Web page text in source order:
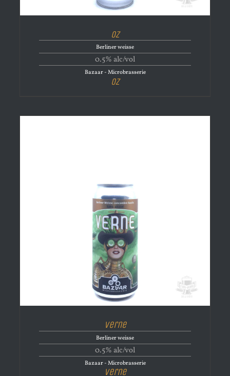
Oz
Berliner weisse
0.5% alc/vol
Bazaar - Microbrasserie
Oz
Verne
Berliner weisse
0.5% alc/vol
Bazaar - Microbrasserie
Verne